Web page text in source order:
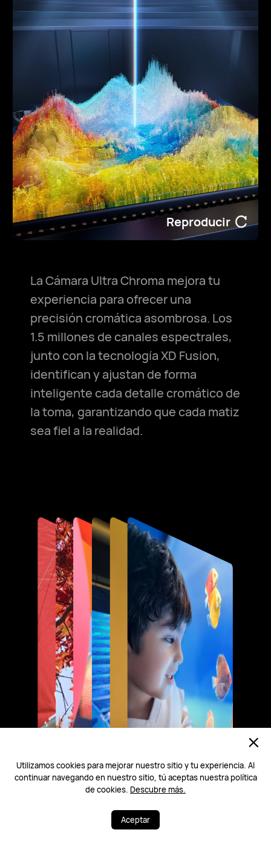
Utilizamos cookies para mejorar nuestro sitio y tu experiencia. Al
continuar navegando en nuestro sitio, tú aceptas nuestra política
de cookies. Descubre más.
Aceptar
Reproducir
La Cámara Ultra Chroma mejora tu
experiencia para ofrecer una
precisión cromática asombrosa. Los
1.5 millones de canales espectrales,
junto con la tecnología XD Fusion,
identifican y ajustan de forma
inteligente cada detalle cromático de
la toma, garantizando que cada matiz
sea fiel a la realidad.